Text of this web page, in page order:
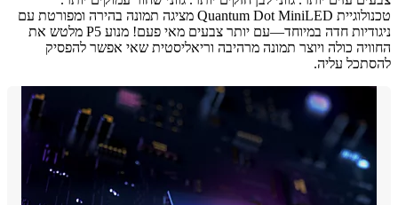
טכנולוגיית Quantum Dot MiniLED מציגה תמונה בהירה ומפורטת עם
ניגודיות חדה במיוחד—עם יותר צבעים מאי פעם! מנוע P5 מלטש את
כולה ויוצר תמונה מרהיבה וריאליסטית שאי אפשר להפסיק
עליה.